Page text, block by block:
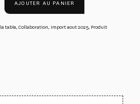
AJOUTER AU PANIER
table, Collaboration, import aout 2025, Produit